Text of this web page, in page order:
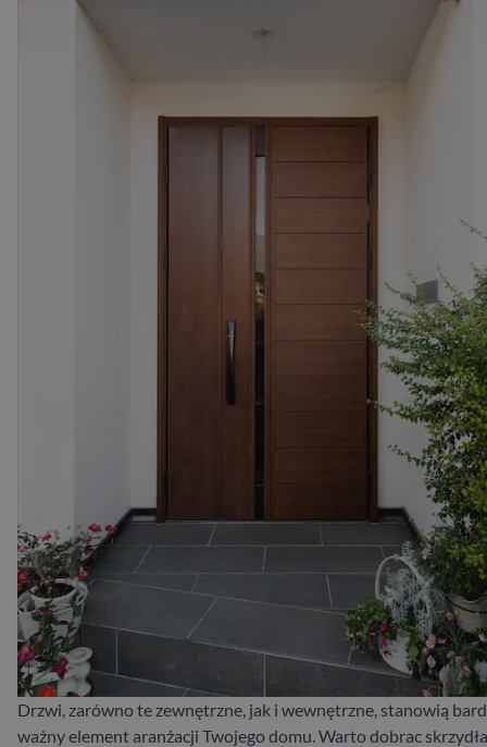
Drzwi, zarówno te zewnętrzne, jak i wewnętrzne, stanowią
ważny element aranżacji Twojego domu. Warto dobrac